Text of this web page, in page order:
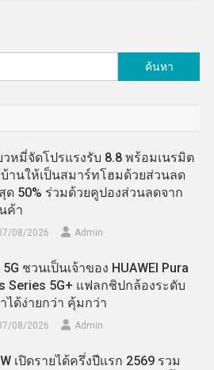
สำหรับ:
วหมี่จัดโปรแรงรับ 8.8 พร้อมเนรมิต
านให้เป็นสมาร์ทโฮมด้วยส่วนลด
ด 50% ร่วมด้วยคูปองส่วนลดจาก
ค้า
08/2026 Admin
ชวนเป็นเจ้าของ HUAWEI Pura
Series 5G+ แฟลกชิปกล้องระดับ
ได้ง่ายกว่า คุ้มกว่า
08/2026 Admin
เปิดรายได้ครึ่งปีแรก 2569 รวม